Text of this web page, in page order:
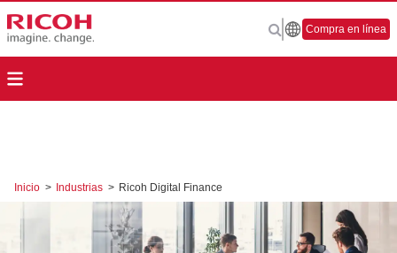
Compra en línea
Inicio > Industrias > Ricoh Digital Finance